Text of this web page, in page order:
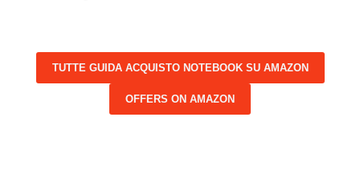
TUTTE GUIDA ACQUISTO NOTEBOOK SU AMAZON
OFFERS ON AMAZON